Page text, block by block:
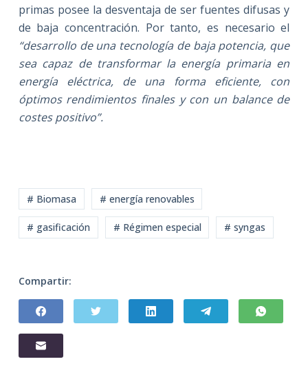
primas posee la desventaja de ser fuentes difusas y
de baja concentración. Por tanto, es necesario el
“desarrollo de una tecnología de baja potencia, que
sea capaz de transformar la energía primaria en
energía eléctrica, de una forma eficiente, con
óptimos rendimientos finales y con un balance de
costes positivo”.
# Biomasa # energía renovables
# gasificación # Régimen especial # syngas
Compartir: